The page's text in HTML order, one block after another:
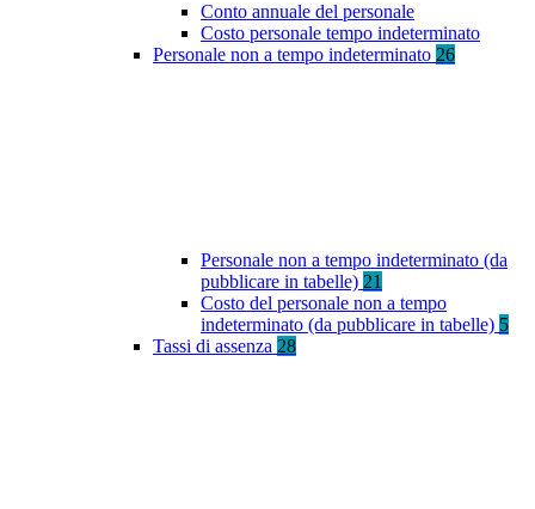
Conto annuale del personale
Costo personale tempo indeterminato
Personale non a tempo indeterminato 26
Personale non a tempo indeterminato (da
pubblicare in tabelle) 21
Costo del personale non a tempo
indeterminato (da pubblicare in tabelle) 5
Tassi di assenza 28